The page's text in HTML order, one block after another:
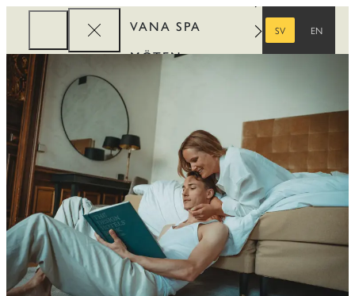
VANA SPA
MÖTEN
FÖRETAG
SV
EN